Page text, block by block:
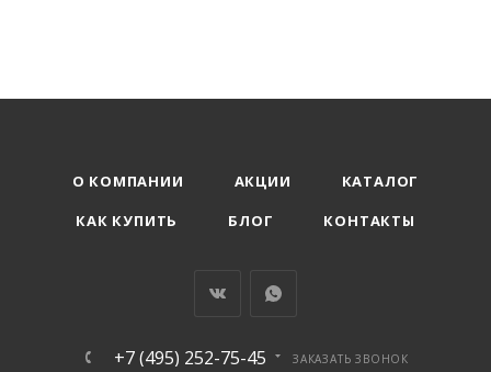
О КОМПАНИИ АКЦИИ
КАТАЛОГ
КАК КУПИТЬ
БЛОГ КОНТАКТЫ
+7 (495) 252-75-45 ЗАКАЗАТЬ ЗВОНОК